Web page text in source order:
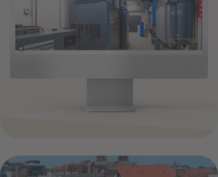
d&n drucklufttechnik